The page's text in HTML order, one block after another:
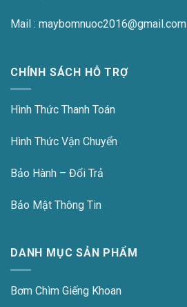
Mail : maybomnuoc2016@gmail.com
CHÍNH SÁCH HỖ TRỢ
Hình Thức Thanh Toán
Hình Thức Vận Chuyển
Bảo Hành – Đổi Trả
Bảo Mật Thông Tin
DANH MỤC SẢN PHẨM
Bơm Chìm Giếng Khoan